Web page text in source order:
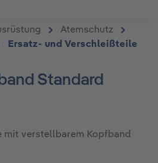
Atemschutz
Ersatz- und Verschleißteile
Standard